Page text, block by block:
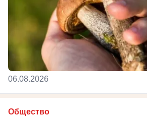
06.08.2026
Общество